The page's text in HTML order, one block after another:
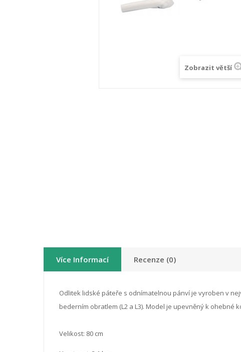
Zobrazit větší
Více Informací Recenze (0)
Odlitek lidské páteře s odnímatelnou pánví je vyroben v
bederním obratlem (L2 a L3). Model je upevněný k ohebné
Velikost: 80 cm